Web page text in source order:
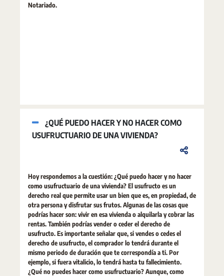
Notariado.
¿QUÉ PUEDO HACER Y NO HACER COMO
USUFRUCTUARIO DE UNA VIVIENDA?
Hoy respondemos a la cuestión: ¿Qué puedo hacer y no hacer
como usufructuario de una vivienda? El usufructo es un
derecho real que permite usar un bien que es, en propiedad, de
otra persona y disfrutar sus frutos. Algunas de las cosas que
podrías hacer son: vivir en esa vivienda o alquilarla y cobrar las
rentas. También podrías vender o ceder el derecho de
usufructo. Es importante señalar que, si vendes o cedes el
derecho de usufructo, el comprador lo tendrá durante el
mismo periodo de duración que te correspondía a ti. Por
ejemplo, si fuera vitalicio, lo tendrá hasta tu fallecimiento.
¿Qué no puedes hacer como usufructuario? Aunque, como